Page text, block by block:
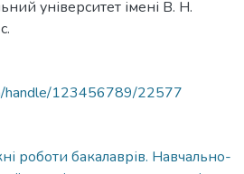
університет імені В. Н.
handle/123456789/22577
роботи бакалаврів. Навчально-